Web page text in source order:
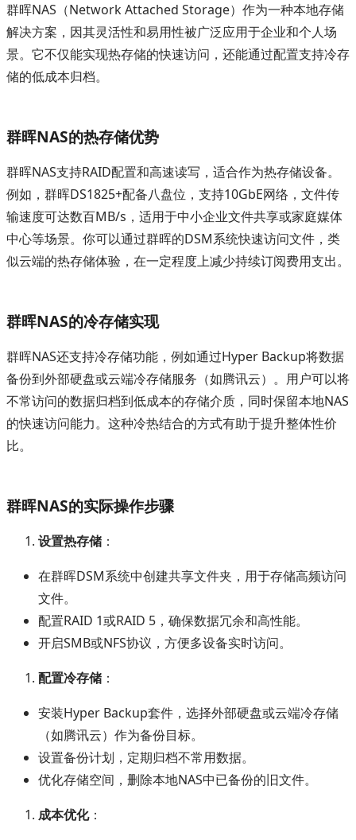
群晖NAS（Network Attached Storage）作为一种本地存储
解决方案，因其灵活性和易用性被广泛应用于企业和个人场
景。它不仅能实现热存储的快速访问，还能通过配置支持冷存
储的低成本归档。
群晖NAS的热存储优势
群晖NAS支持RAID配置和高速读写，适合作为热存储设备。
例如，群晖DS1825+配备八盘位，支持10GbE网络，文件传
输速度可达数百MB/s，适用于中小企业文件共享或家庭媒体
中心等场景。你可以通过群晖的DSM系统快速访问文件，类
似云端的热存储体验，在一定程度上减少持续订阅费用支出。
群晖NAS的冷存储实现
群晖NAS还支持冷存储功能，例如通过Hyper Backup将数据
备份到外部硬盘或云端冷存储服务（如腾讯云）。用户可以将
不常访问的数据归档到低成本的存储介质，同时保留本地NAS
的快速访问能力。这种冷热结合的方式有助于提升整体性价
比。
群晖NAS的实际操作步骤
设置热存储 ：
在群晖DSM系统中创建共享文件夹，用于存储高频访问
文件。
配置RAID 1或RAID 5，确保数据冗余和高性能。
开启SMB或NFS协议，方便多设备实时访问。
配置冷存储 ：
安装Hyper Backup套件，选择外部硬盘或云端冷存储
（如腾讯云）作为备份目标。
设置备份计划，定期归档不常用数据。
优化存储空间，删除本地NAS中已备份的旧文件。
成本优化：